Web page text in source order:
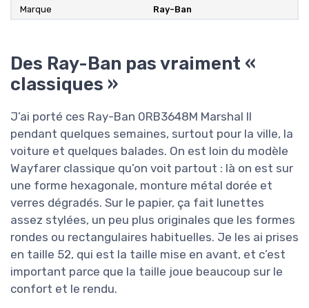
Marque Ray-Ban
Des Ray-Ban pas vraiment «
classiques »
J’ai porté ces Ray-Ban 0RB3648M Marshal II
pendant quelques semaines, surtout pour la ville, la
voiture et quelques balades. On est loin du modèle
Wayfarer classique qu’on voit partout : là on est sur
une forme hexagonale, monture métal dorée et
verres dégradés. Sur le papier, ça fait lunettes
assez stylées, un peu plus originales que les formes
rondes ou rectangulaires habituelles. Je les ai prises
en taille 52, qui est la taille mise en avant, et c’est
important parce que la taille joue beaucoup sur le
confort et le rendu.